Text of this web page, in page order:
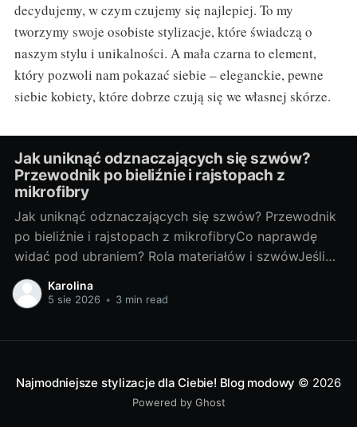
decydujemy, w czym czujemy się najlepiej. To my
tworzymy swoje osobiste stylizacje, które świadczą o
naszym stylu i unikalności. A mała czarna to element,
który pozwoli nam pokazać siebie – eleganckie, pewne
siebie kobiety, które dobrze czują się we własnej skórze.
Jak uniknąć odznaczających się szwów?
Przewodnik po bieliźnie i rajstopach z
mikrofibry
Jak uniknąć odznaczających się szwów? Przewodnik
po bieliźnie i rajstopach z mikrofibryCo naprawdę
widać pod ubraniem? Rola materiałów i szwówJeśli
coś „odcina” się pod sukienką, winny rzadko jest
tylko jeden element. Na efekt pracują: grubość i
Karolina
5 sie 2026 • 3 min read
Najmodniejsze stylizacje dla Ciebie! Blog modowy © 2026
Powered by Ghost